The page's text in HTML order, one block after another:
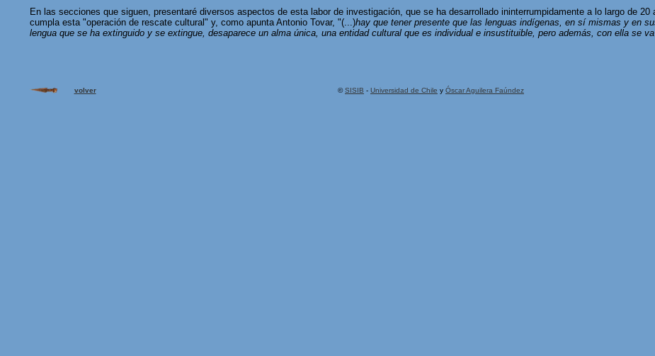
En las secciones que siguen, presentaré diversos aspectos de esta labor de investigación, que se ha desarrollado ininterrumpidamente a lo largo de
cumpla esta "operación de rescate cultural" y, como apunta Antonio Tovar, "(...)hay que tener presente que las lenguas indígenas, en sí mismas y en
lengua que se ha extinguido y se extingue, desaparece un alma única, una entidad cultural que es individual e insustituible, pero además, con ella se
volver ©SISIB - Universidad de Chile y Óscar Aguilera Faúndez